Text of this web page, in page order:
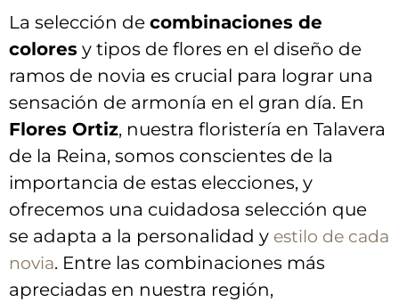
La selección de combinaciones ‍de
colores y tipos ⁤de flores⁢ en el diseño‍ de
ramos de novia ⁣es crucial para lograr⁢ una
sensación​ de armonía⁤ en ⁢el gran día. En
Flores ⁣Ortiz, nuestra​ floristería en Talavera
de la Reina, ​somos conscientes ‌de la
importancia⁤ de⁣ estas elecciones, y⁢
ofrecemos una cuidadosa selección que
se adapta‌ a la personalidad y estilo de⁢ cada
novia. ⁢Entre las combinaciones más ​
apreciadas en ‌nuestra región,